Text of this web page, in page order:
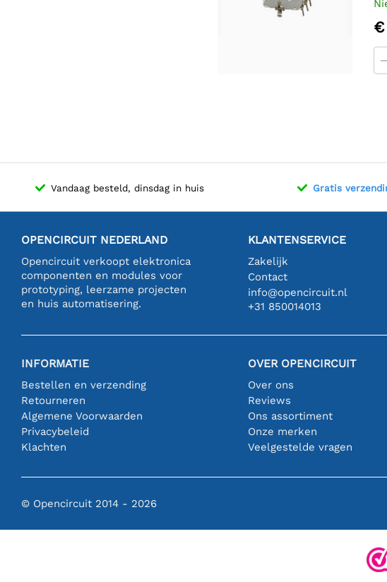
€
Vandaag besteld, dinsdag in huis Gratis
OPENCIRCUIT NEDERLAND
Opencircuit verkoopt elektronica
componenten en modules voor
prototyping, leerzame projecten
en huis automatisering.
KLANTENSERVICE
Zakelijk
Contact
info@opencircuit.nl
+31 850014013
INFORMATIE
Bestellen en verzending
Retourneren
Algemene Voorwaarden
Privacybeleid
Klachten
OVER OPENCIRCUIT
Over ons
Reviews
Ons assortiment
Onze merken
Veelgestelde vragen
© Opencircuit 2014 - 2026